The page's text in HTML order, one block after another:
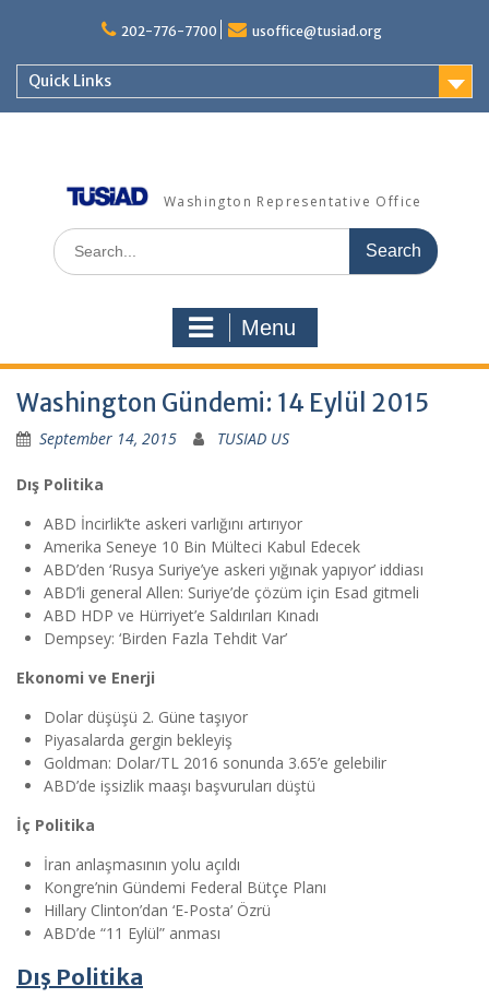
202-776-7700 usoffice@tusiad.org
Quick Links
Washington Representative Office
Search
for:
Menu
Washington Gündemi: 14 Eylül 2015
September 14, 2015 TUSIAD US
Dış Politika
ABD İncirlik’te askeri varlığını artırıyor
Amerika Seneye 10 Bin Mülteci Kabul Edecek
ABD’den ‘Rusya Suriye’ye askeri yığınak yapıyor’ iddiası
ABD’li general Allen: Suriye’de çözüm için Esad gitmeli
ABD HDP ve Hürriyet’e Saldırıları Kınadı
Dempsey: ‘Birden Fazla Tehdit Var’
Ekonomi ve Enerji
Dolar düşüşü 2. Güne taşıyor
Piyasalarda gergin bekleyiş
Goldman: Dolar/TL 2016 sonunda 3.65’e gelebilir
ABD’de işsizlik maaşı başvuruları düştü
İç Politika
İran anlaşmasının yolu açıldı
Kongre’nin Gündemi Federal Bütçe Planı
Hillary Clinton’dan ‘E-Posta’ Özrü
ABD’de “11 Eylül” anması
Dış Politika